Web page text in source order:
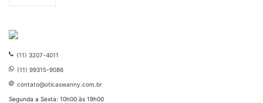
(11) 3207-4011
(11) 99315-9086
contato@oticaswanny.com.br
Segunda a Sexta: 10h00 às 19h00